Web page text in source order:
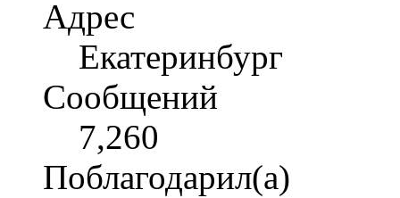
Адрес
Екатеринбург
Сообщений
7,260
Поблагодарил(а)